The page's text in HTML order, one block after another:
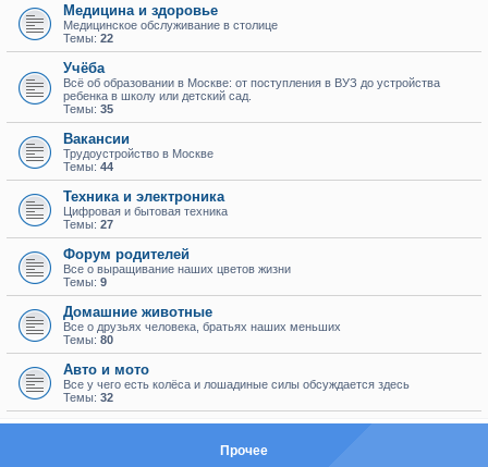
Медицина и здоровье
Медицинское обслуживание в столице
Темы: 22
Учёба
Всё об образовании в Москве: от поступления в ВУЗ до устройства
ребенка в школу или детский сад.
Темы: 35
Вакансии
Трудоустройство в Москве
Темы: 44
Техника и электроника
Цифровая и бытовая техника
Темы: 27
Форум родителей
Все о выращивание наших цветов жизни
Темы: 9
Домашние животные
Все о друзьях человека, братьях наших меньших
Темы: 80
Авто и мото
Все у чего есть колёса и лошадиные силы обсуждается здесь
Темы: 32
Прочее